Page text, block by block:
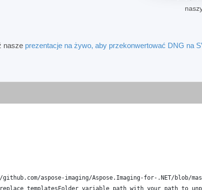
nasze prezentacje na żywo, aby przekonwertować DNG na